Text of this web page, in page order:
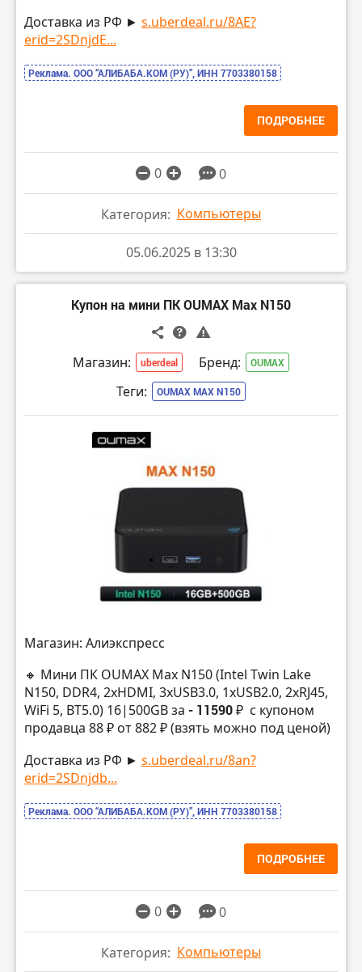
Доставка из РФ ► s.uberdeal.ru/8AE?
erid=2SDnjdE...
Реклама. ООО “АЛИБАБА.КОМ (РУ)”, ИНН 7703380158
ПОДРОБНЕЕ
0 0
Категория: Компьютеры
05.06.2025 в 13:30
Купон на мини ПК OUMAX Max N150
Магазин: uberdeal Бренд: OUMAX
Теги: OUMAX MAX N150
Магазин: Алиэкспресс
🔸 Мини ПК OUMAX Max N150 (Intel Twin Lake
N150, DDR4, 2xHDMI, 3хUSB3.0, 1хUSB2.0, 2хRJ45,
WiFi 5, BT5.0) 16|500GB за - 11590 ₽ с купоном
продавца 88 ₽ от 882 ₽ (взять можно под ценой)
Доставка из РФ ► s.uberdeal.ru/8an?
erid=2SDnjdb...
Реклама. ООО “АЛИБАБА.КОМ (РУ)”, ИНН 7703380158
ПОДРОБНЕЕ
0 0
Категория: Компьютеры